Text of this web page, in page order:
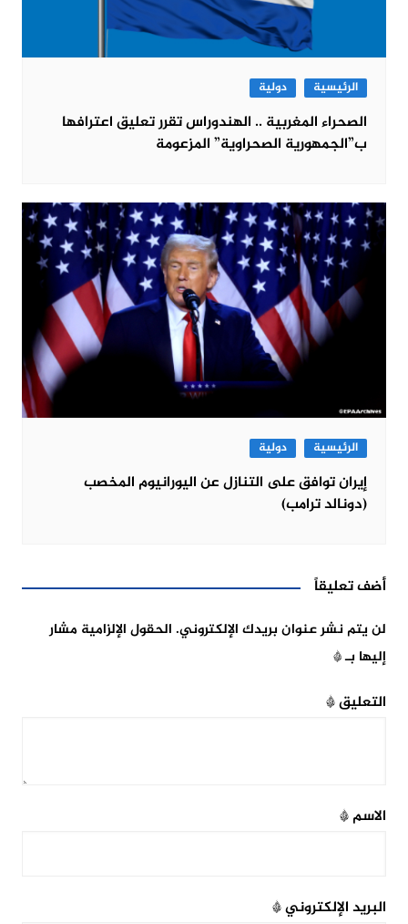
الرئيسية دولية
الصحراء المغربية .. الهندوراس تقرر تعليق اعترافها
ب”الجمهورية الصحراوية” المزعومة
الرئيسية دولية
إيران توافق على التنازل عن اليورانيوم المخصب
(دونالد ترامب)
أضف تعليقاً
لن يتم نشر عنوان بريدك الإلكتروني. الحقول الإلزامية مشار
إليها بـ*
التعليق*
الاسم*
البريد الإلكتروني*